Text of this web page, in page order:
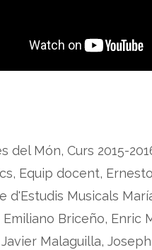
del Món, Curs 2015-
, Equip docent,
d'Estudis Musicals
Emiliano Briceño, Enric
Javier Malaguilla,